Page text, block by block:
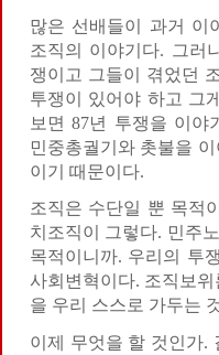
많은 선배들이 과거 이
조직의 이야기다. 그러
쟁이고 그들이 겪었던
투쟁이 있어야 하고 그
보면 87년 투쟁을 이야
민중총궐기와 촛불을
이기 때문이다.
조직은 수단일 뿐 목적
치조직이 그렇다. 민주
목적이니까. 우리의 투
사회변혁이다. 조직보
을 우리 스스로 가두는
이제 무엇을 할 것인가.